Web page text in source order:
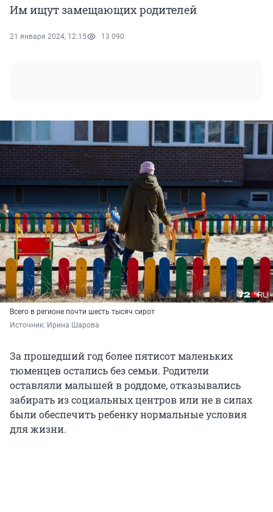
Им ищут замещающих родителей
21 января 2024, 12:15 13 090
Всего в регионе почти шесть тысяч сирот
Источник: Ирина Шарова
За прошедший год более пятисот маленьких
тюменцев остались без семьи. Родители
оставляли малышей в роддоме, отказывались
забирать из социальных центров или не в силах
были обеспечить ребенку нормальные условия
для жизни.